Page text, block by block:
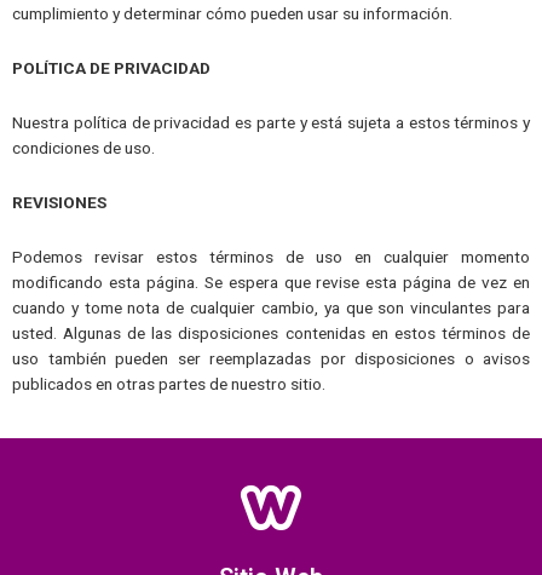
cumplimiento y determinar cómo pueden usar su información.
POLÍTICA DE PRIVACIDAD
Nuestra política de privacidad es parte y está sujeta a estos términos y
condiciones de uso.
REVISIONES
Podemos revisar estos términos de uso en cualquier momento
modificando esta página. Se espera que revise esta página de vez en
cuando y tome nota de cualquier cambio, ya que son vinculantes para
usted. Algunas de las disposiciones contenidas en estos términos de
uso también pueden ser reemplazadas por disposiciones o avisos
publicados en otras partes de nuestro sitio.